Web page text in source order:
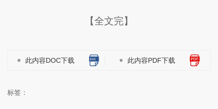
【全文完】
此内容DOC下载 此内容PDF下载
标签：